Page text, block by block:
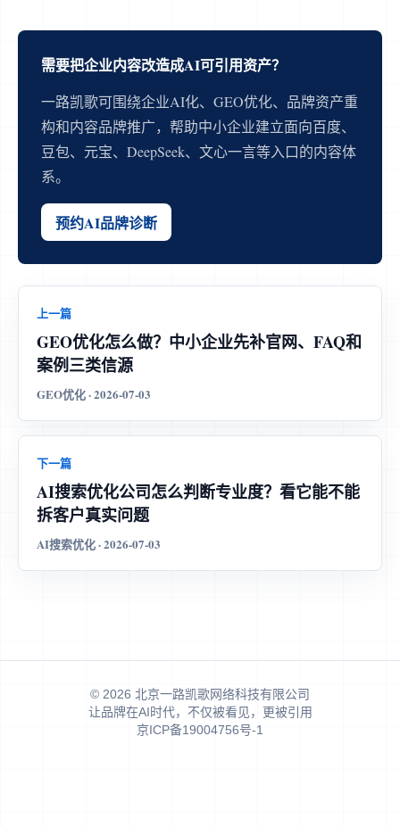
需要把企业内容改造成AI可引用资产？
一路凯歌可围绕企业AI化、GEO优化、品牌资产重
构和内容品牌推广，帮助中小企业建立面向百度、
豆包、元宝、DeepSeek、文心一言等入口的内容体
系。
预约AI品牌诊断
上一篇
GEO优化怎么做？中小企业先补官网、FAQ和
案例三类信源
GEO优化 · 2026-07-03
下一篇
AI搜索优化公司怎么判断专业度？看它能不能
拆客户真实问题
AI搜索优化 · 2026-07-03
© 2026 北京一路凯歌网络科技有限公司
让品牌在AI时代，不仅被看见，更被引用
京ICP备19004756号-1